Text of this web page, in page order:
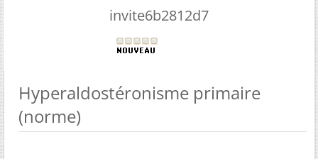
invite6b2812d7
Hyperaldostéronisme primaire
(norme)